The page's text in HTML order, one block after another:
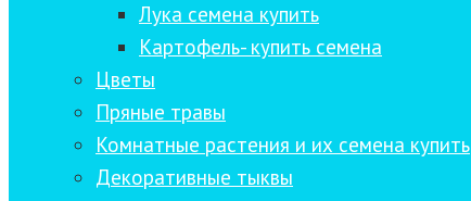
Лука семена купить
Картофель- купить семена
Цветы
Пряные травы
Комнатные растения и их семена купить
Декоративные тыквы